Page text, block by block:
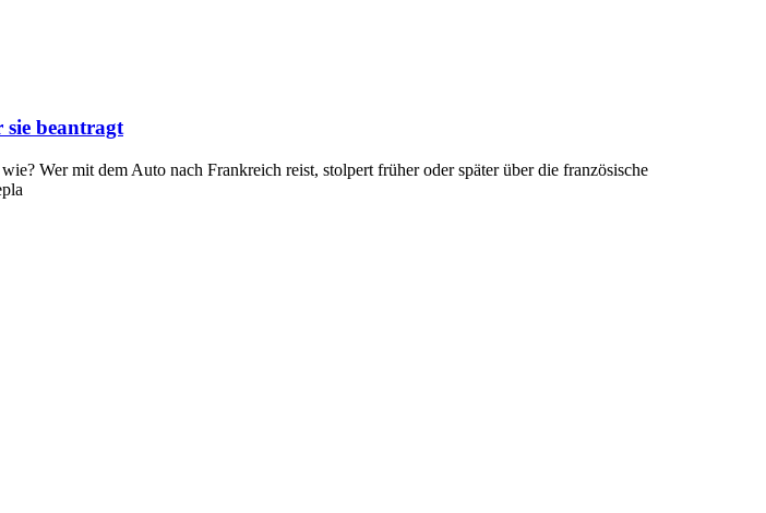
beantragt
Wer mit dem Auto nach Frankreich reist, stolpert früher oder später über die französische